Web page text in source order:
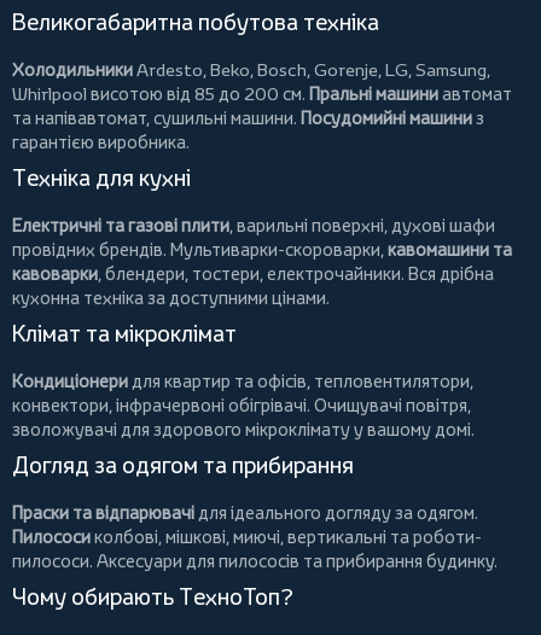
Великогабаритна побутова техніка
ХолодильникиArdesto,Beko,Bosch,Gorenje,LG,Samsung,
Whirlpool висотою від 85 до 200 см. Пральні машиниавтомат
та напівавтомат,сушильні машини. Посудомийні машиниз
гарантією виробника.
Техніка для кухні
Електричні та газові плити, варильні поверхні, духові шафи
провідних брендів. Мультиварки-скороварки,кавомашини та
кавоварки,блендери, тостери,електрочайники. Вся дрібна
кухонна техніка за доступними цінами.
Клімат та мікроклімат
Кондиціонеридля квартир та офісів, тепловентилятори,
конвектори,інфрачервоні обігрівачі. Очищувачі повітря,
зволожувачі для здорового мікроклімату у вашому домі.
Догляд за одягом та прибирання
Праски та відпарювачідля ідеального догляду за одягом.
Пилососиколбові,мішкові,миючі,вертикальні тароботи-
пилососи. Аксесуари для пилососів та прибирання будинку.
Чому обирають ТехноТоп?